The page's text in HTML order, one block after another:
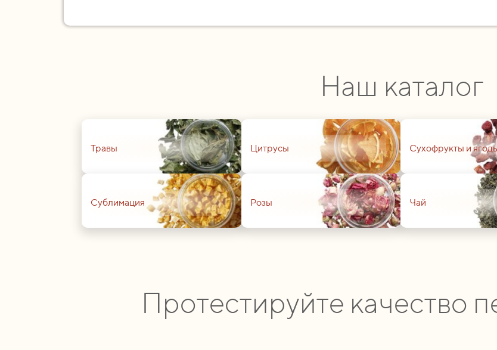
Наш каталог
Травы Цитрусы Сухофрукты и
Сублимация Розы Чай
Протестируйте качество